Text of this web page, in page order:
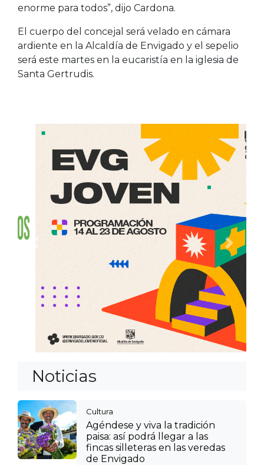
enorme para todos”, dijo Cardona.
El cuerpo del concejal será velado en cámara
ardiente en la Alcaldía de Envigado y el sepelio
será este martes en la eucaristía en la iglesia de
Santa Gertrudis.
Noticias
Cultura
Agéndese y viva la tradición
paisa: así podrá llegar a las
fincas silleteras en las veredas
de Envigado